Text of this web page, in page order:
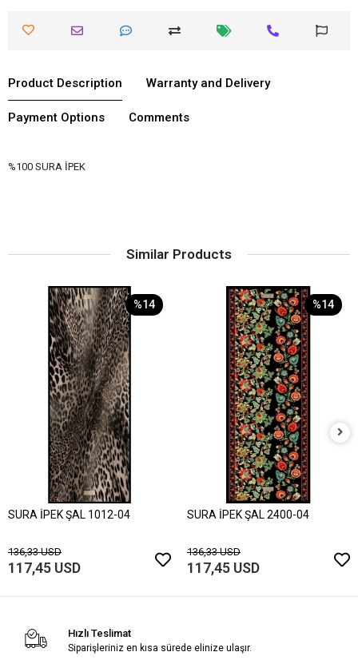
Product Description Warranty and Delivery
Payment Options Comments
%100 SURA İPEK
Similar Products
%14
SURA İPEK ŞAL 1012-04
136,33 USD
117,45 USD
%14
SURA İPEK ŞAL 2400-04
136,33 USD
117,45 USD
Hızlı Teslimat
Siparişleriniz en kısa sürede elinize ulaşır.